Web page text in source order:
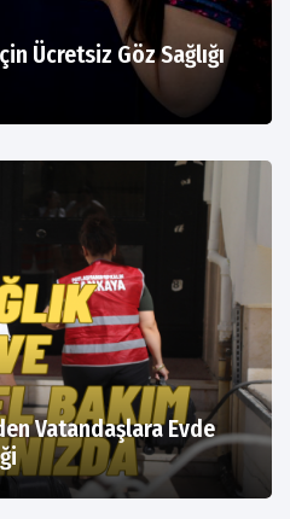
Ücretsiz Göz Sağlığı
Vatandaşlara Evde